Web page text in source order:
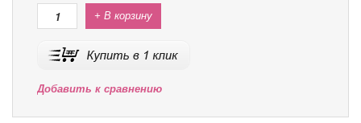
+ В корзину
Добавить к сравнению